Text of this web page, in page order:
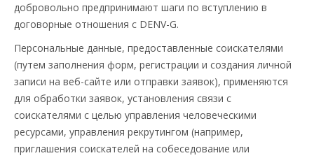
добровольно предпринимают шаги по вступлению в
договорные отношения с DENV-G.
Персональные данные, предоставленные соискателями
(путем заполнения форм, регистрации и создания личной
записи на веб-сайте или отправки заявок), применяются
для обработки заявок, установления связи с
соискателями с целью управления человеческими
ресурсами, управления рекрутингом (например,
приглашения соискателей на собеседование или